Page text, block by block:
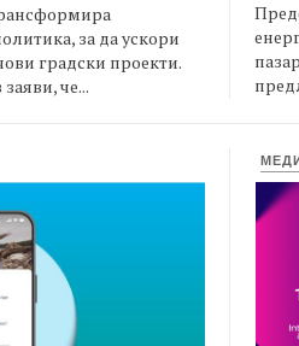
за да ускори
градски проекти.
че...